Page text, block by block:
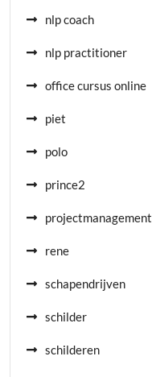
nlp coach
nlp practitioner
office cursus online
piet
polo
prince2
projectmanagement
rene
schapendrijven
schilder
schilderen